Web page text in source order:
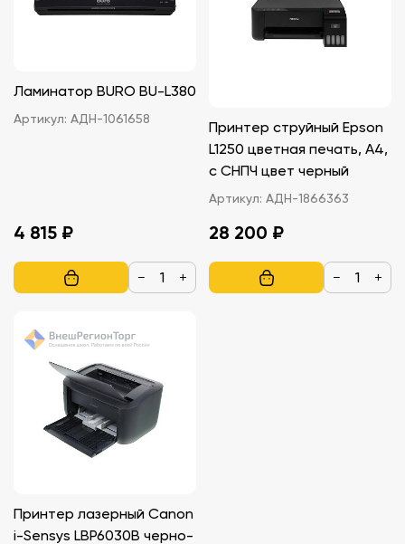
Ламинатор BURO BU-L380
Артикул: АДН-1061658
4 815 ₽
− +
Принтер струйный Epson
L1250 цветная печать, A4,
с СНПЧ цвет черный
Артикул: АДН-1866363
28 200 ₽
− +
Принтер лазерный Canon
i-Sensys LBP6030B черно-